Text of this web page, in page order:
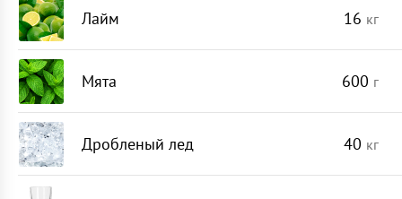
Лайм 16 кг
Мята 600 г
Дробленый лед 40 кг